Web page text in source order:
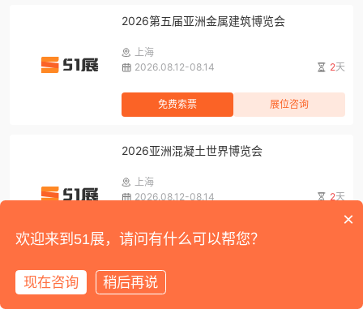
2026第五届亚洲金属建筑博览会
上海
2026.08.12-08.14
2天
免费索票 展位咨询
2026亚洲混凝土世界博览会
上海
2026.08.12-08.14
2天
免费索票
2026第二十一届上海国际汽车内饰与外饰展
览会暨智能舱驾一体化科技展
×
欢迎来到51展，请问有什么可以帮您？
现在咨询 稍后再说